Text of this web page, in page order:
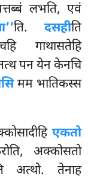
लभति, एवं
ति. दसहीति
गाथासतेहि
पन येन केनचि
मम भातिकस्स
एकतो
अक्कोसतो
अत्थो. तेनाह